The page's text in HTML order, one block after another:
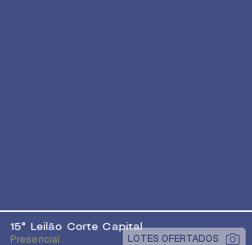
15° Leilão Corte Capital
Presencial LOTES OFERTADOS